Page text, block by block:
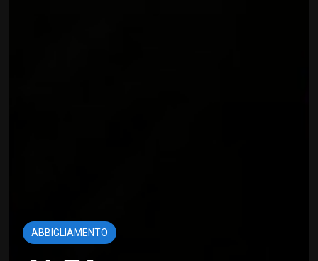
ABBIGLIAMENTO